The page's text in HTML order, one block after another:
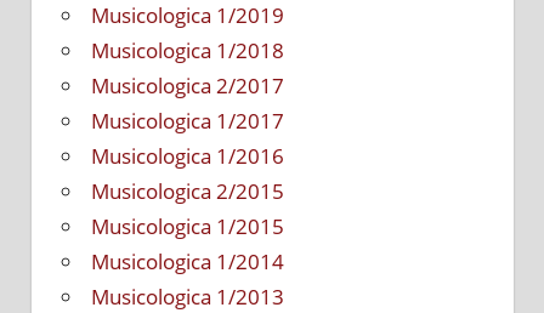
Musicologica 1/2019
Musicologica 1/2018
Musicologica 2/2017
Musicologica 1/2017
Musicologica 1/2016
Musicologica 2/2015
Musicologica 1/2015
Musicologica 1/2014
Musicologica 1/2013